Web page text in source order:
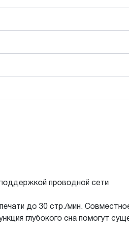
проводной сети
до 30 стр./мин.
глубокого сна помогут